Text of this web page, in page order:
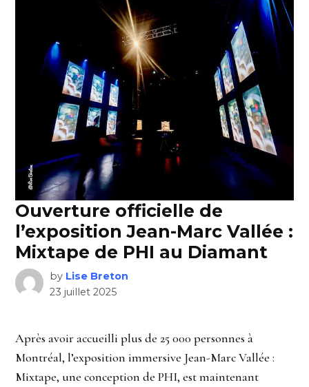
Ouverture officielle de
l’exposition Jean-Marc Vallée :
Mixtape de PHI au Diamant
by Lise Breton
23 juillet 2025
Après avoir accueilli plus de 25 000 personnes à
Montréal, l’exposition immersive Jean-Marc Vallée :
Mixtape, une conception de PHI, est maintenant